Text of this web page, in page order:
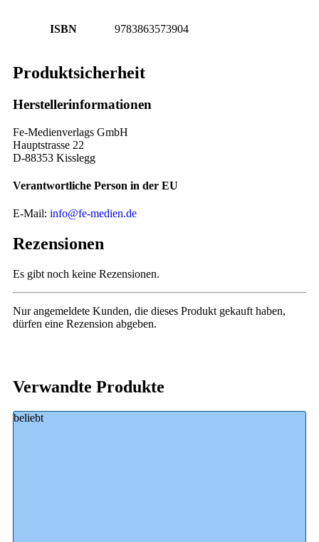
ISBN 9783863573904
Produktsicherheit
Herstellerinformationen
Fe-Medienverlags GmbH
Hauptstrasse 22
D-88353 Kisslegg
Verantwortliche Person in der EU
E-Mail: info@fe-medien.de
Rezensionen
Es gibt noch keine Rezensionen.
Nur angemeldete Kunden, die dieses Produkt gekauft haben,
dürfen eine Rezension abgeben.
Verwandte Produkte
beliebt